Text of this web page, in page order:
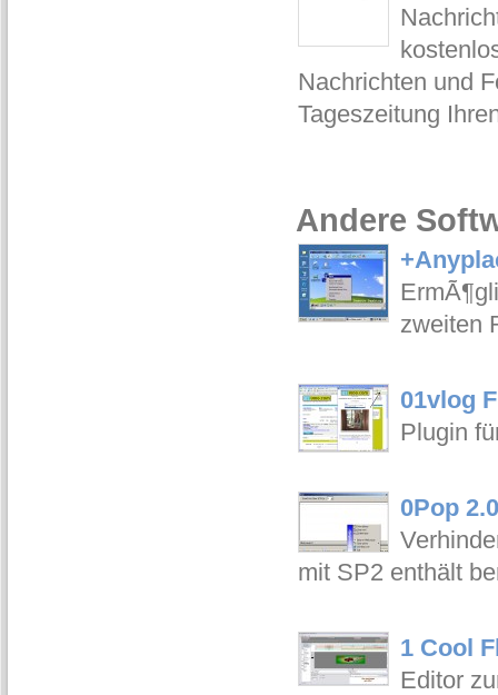
Nachrichten und
Tageszeitung
Andere
zweiten
01vlog
Plugin
0Pop
mit SP2 enthält
1 Cool
Editor